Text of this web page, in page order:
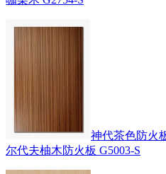
神代茶色防火
尔代夫柚木防火板 G5003-S